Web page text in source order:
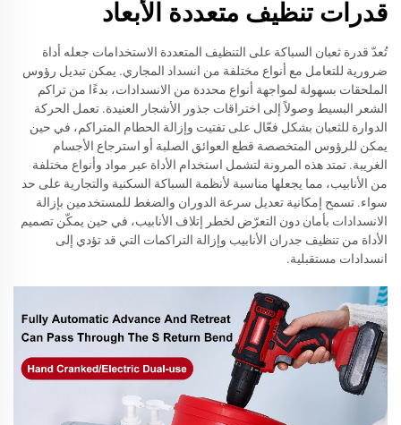
قدرات تنظيف متعددة الأبعاد
تُعدّ قدرة ثعبان السباكة على التنظيف المتعددة الاستخدامات جعله أداة
ضرورية للتعامل مع أنواع مختلفة من انسداد المجاري. يمكن تبديل رؤوس
الملحقات بسهولة لمواجهة أنواع محددة من الانسدادات، بدءًا من تراكم
الشعر البسيط وصولاً إلى اختراقات جذور الأشجار العنيدة. تعمل الحركة
الدوارة للثعبان بشكل فعّال على تفتيت وإزالة الحطام المتراكم، في حين
يمكن للرؤوس المتخصصة قطع العوائق الصلبة أو استرجاع الأجسام
الغريبة. تمتد هذه المرونة لتشمل استخدام الأداة عبر مواد وأنواع مختلفة
من الأنابيب، مما يجعلها مناسبة لأنظمة السباكة السكنية والتجارية على حد
سواء. تسمح إمكانية تعديل سرعة الدوران والضغط للمستخدمين بإزالة
الانسدادات بأمان دون التعرّض لخطر إتلاف الأنابيب، في حين يمكّن تصميم
الأداة من تنظيف جدران الأنابيب وإزالة التراكمات التي قد تؤدي إلى
انسدادات مستقبلية.